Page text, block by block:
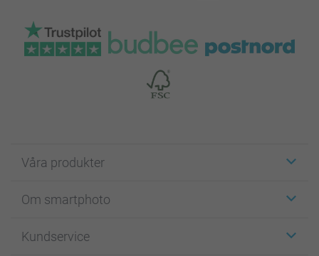
Våra produkter
Fotokort
Fotoböcker
Om smartphoto
För affiliates
Kundservice